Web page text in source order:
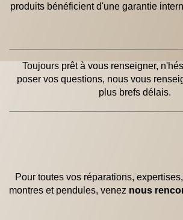
produits bénéficient d'une garantie
Toujours prêt à vous renseigner,
poser vos questions, nous vous
plus brefs délais.
Pour toutes vos réparations,
montres et pendules, venez nous